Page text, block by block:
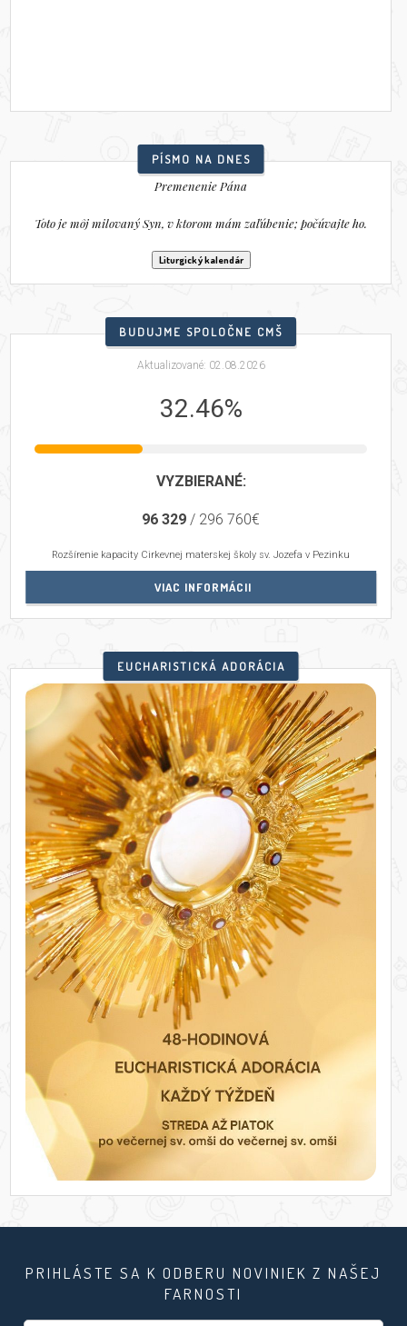
PÍSMO NA DNES
Premenenie Pána
Toto je môj milovaný Syn, v ktorom mám zaľúbenie; počúvajte ho.
Liturgický kalendár
BUDUJME SPOLOČNE CMŠ
Aktualizované: 02.08.2026
32.46%
VYZBIERANÉ:
96 329 / 296 760€
Rozšírenie kapacity Cirkevnej materskej školy sv. Jozefa v Pezinku
VIAC INFORMÁCII
EUCHARISTICKÁ ADORÁCIA
PRIHLÁSTE SA K ODBERU NOVINIEK Z NAŠEJ
FARNOSTI